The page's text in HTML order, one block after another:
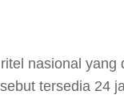
nasional yang
tersedia 24